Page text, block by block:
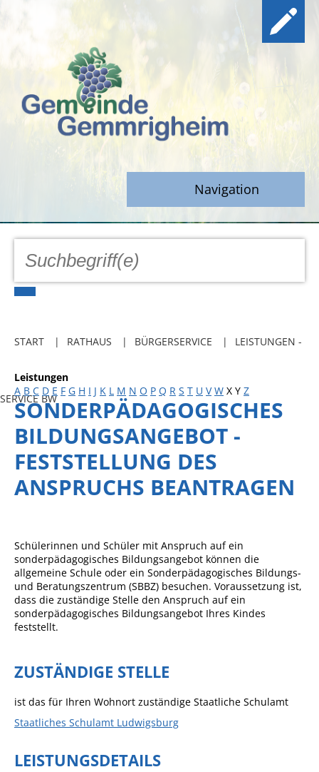
Navigation
GEMEINDE
Freibadkarten
Social Media
Parkraumkonzept
Ladeinfrastruktur
Einrichtungen
Kindertageseinrichtungen
Grundschule
Mensa
Musikschule
Gemeindebücherei
Sportstätten
Häckselplatz
START RATHAUS BÜRGERSERVICE LEISTUNGEN -
SERVICE BW
Leistungen
A B C D E F G H I J K L M N O P Q R S T U V W X Y Z
SONDERPÄDAGOGISCHES
BILDUNGSANGEBOT -
FESTSTELLUNG DES
ANSPRUCHS BEANTRAGEN
Schülerinnen und Schüler mit Anspruch auf ein
sonderpädagogisches Bildungsangebot können die
allgemeine Schule oder ein Sonderpädagogisches Bildungs-
und Beratungszentrum (SBBZ) besuchen. Voraussetzung ist,
dass die zuständige Stelle den Anspruch auf ein
sonderpädagogisches Bildungsangebot Ihres Kindes
feststellt.
ZUSTÄNDIGE STELLE
ist das für Ihren Wohnort zuständige Staatliche Schulamt
Staatliches Schulamt Ludwigsburg
LEISTUNGSDETAILS